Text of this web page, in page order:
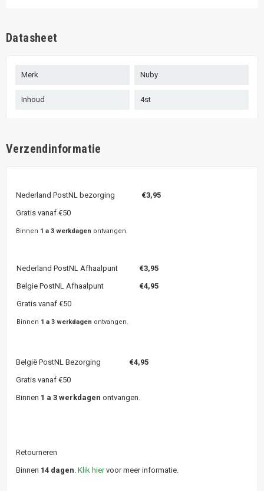
Datasheet
Merk Nuby
Inhoud 4st
Verzendinformatie
Nederland PostNL bezorging €3,95
Gratis vanaf €50
Binnen 1 a 3 werkdagen ontvangen.
Nederland PostNL Afhaalpunt €3,95
Belgie PostNL Afhaalpunt
€4,95
Gratis vanaf €50
Binnen 1 a 3 werkdagen ontvangen.
België PostNL Bezorging €4,95
Gratis vanaf €50
Binnen 1 a 3 werkdagen ontvangen.
Retourneren
Binnen 14 dagen. Klik hiervoor meer informatie.